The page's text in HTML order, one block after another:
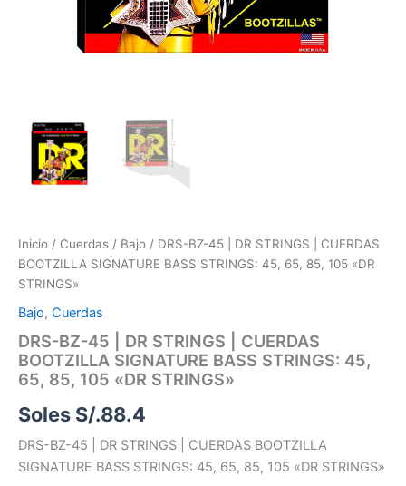
Inicio / Cuerdas / Bajo / DRS-BZ-45 | DR STRINGS | CUERDAS
BOOTZILLA SIGNATURE BASS STRINGS: 45, 65, 85, 105 «DR
STRINGS»
Bajo, Cuerdas
DRS-BZ-45 | DR STRINGS | CUERDAS
BOOTZILLA SIGNATURE BASS STRINGS: 45,
65, 85, 105 «DR STRINGS»
Soles S/.88.4
DRS-BZ-45 | DR STRINGS | CUERDAS BOOTZILLA
SIGNATURE BASS STRINGS: 45, 65, 85, 105 «DR STRINGS»